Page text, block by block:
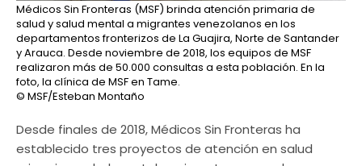
Médicos Sin Fronteras (MSF) brinda atención primaria de
salud y salud mental a migrantes venezolanos en los
departamentos fronterizos de La Guajira, Norte de Santander
y Arauca. Desde noviembre de 2018, los equipos de MSF
realizaron más de 50.000 consultas a esta población. En la
foto, la clínica de MSF en Tame.
© MSF/Esteban Montaño
Desde finales de 2018, Médicos Sin Fronteras ha
establecido tres proyectos de atención en salud